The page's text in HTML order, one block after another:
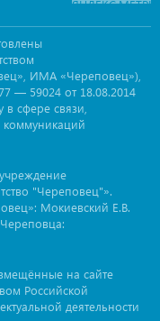
ИМА «Череповец»),
— 59024 от 18.08.2014
сфере связи,
"Череповец"».
Мокиевский Е.В.
на сайте
Российской
деятельности